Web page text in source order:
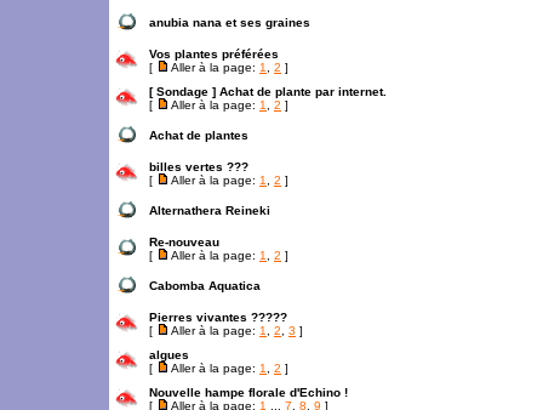
anubia nana et ses graines
Vos plantes préférées
[
Aller à la page: 1 2 ]
[ Sondage ] Achat de plante par internet.
[
Aller à la page: 1 2 ]
Achat de plantes
billes vertes ???
[
Aller à la page: 1 2 ]
Alternathera Reineki
Re-nouveau
[
Aller à la page: 1 2 ]
Cabomba Aquatica
Pierres vivantes ?????
[
Aller à la page: 1 2 3 ]
algues
[
Aller à la page: 1 2 ]
Nouvelle hampe florale d'Echino !
[
Aller à la page: 1 7 8 9 ]